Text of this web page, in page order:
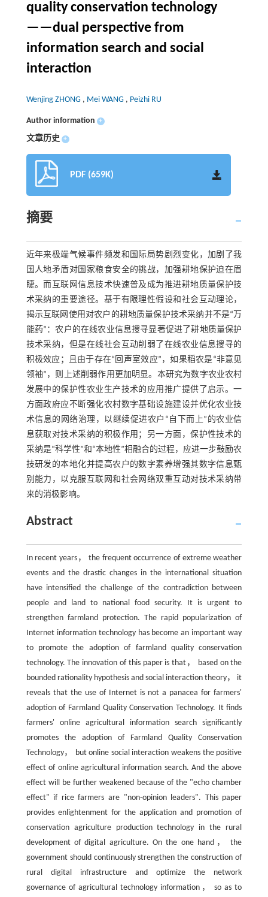
quality conservation technology
——dual perspective from
information search and social
interaction
Wenjing ZHONG , Mei WANG , Peizhi RU
Author information +
文章历史 +
PDF (659K)
摘要
近年来极端气候事件频发和国际局势剧烈变化，加剧了我
国人地矛盾对国家粮食安全的挑战，加强耕地保护迫在眉
睫。而互联网信息技术快速普及成为推进耕地质量保护技
术采纳的重要途径。基于有限理性假设和社会互动理论，
揭示互联网使用对农户的耕地质量保护技术采纳并不是“万
能药”：农户的在线农业信息搜寻显著促进了耕地质量保护
技术采纳，但是在线社会互动削弱了在线农业信息搜寻的
积极效应；且由于存在“回声室效应”，如果稻农是“非意见
领袖”，则上述削弱作用更加明显。本研究为数字农业农村
发展中的保护性农业生产技术的应用推广提供了启示。一
方面政府应不断强化农村数字基础设施建设并优化农业技
术信息的网络治理，以继续促进农户“自下而上”的农业信
息获取对技术采纳的积极作用；另一方面，保护性技术的
采纳是“科学性”和“本地性”相融合的过程，应进一步鼓励农
技研发的本地化并提高农户的数字素养增强其数字信息甄
别能力，以克服互联网和社会网络双重互动对技术采纳带
来的消极影响。
Abstract
In recent years， the frequent occurrence of extreme weather
events and the drastic changes in the international situation
have intensified the challenge of the contradiction between
people and land to national food security. It is urgent to
strengthen farmland protection. The rapid popularization of
Internet information technology has become an important way
to promote the adoption of farmland quality conservation
technology. The innovation of this paper is that， based on the
bounded rationality hypothesis and social interaction theory， it
reveals that the use of Internet is not a panacea for farmers'
adoption of Farmland Quality Conservation Technology. It finds
farmers' online agricultural information search significantly
promotes the adoption of Farmland Quality Conservation
Technology， but online social interaction weakens the positive
effect of online agricultural information search. And the above
effect will be further weakened because of the "echo chamber
effect" if rice farmers are "non-opinion leaders". This paper
provides enlightenment for the application and promotion of
conservation agriculture production technology in the rural
development of digital agriculture. On the one hand， the
government should continuously strengthen the construction of
rural digital infrastructure and optimize the network
governance of agricultural technology information， so as to